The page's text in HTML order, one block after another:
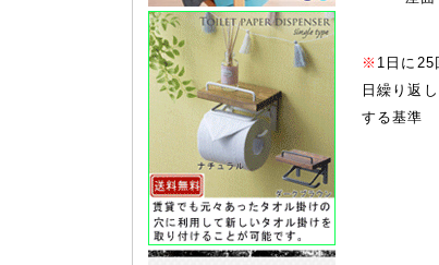
※ 1日に25
日繰り返
する基準